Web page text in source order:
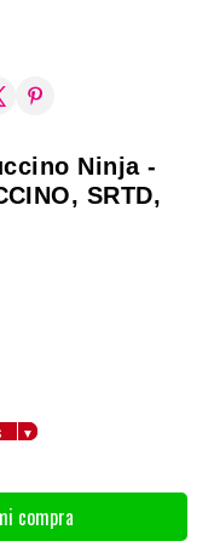
Ninja -
SRTD,
compra